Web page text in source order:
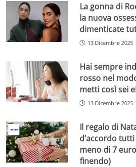
La gonna di
la nuova
dimenticate
13 Dicembre 2025
Hai sempre
rosso nel
metti così sei
13 Dicembre 2025
Il regalo di
d’accordo
meno di 7
finendo)